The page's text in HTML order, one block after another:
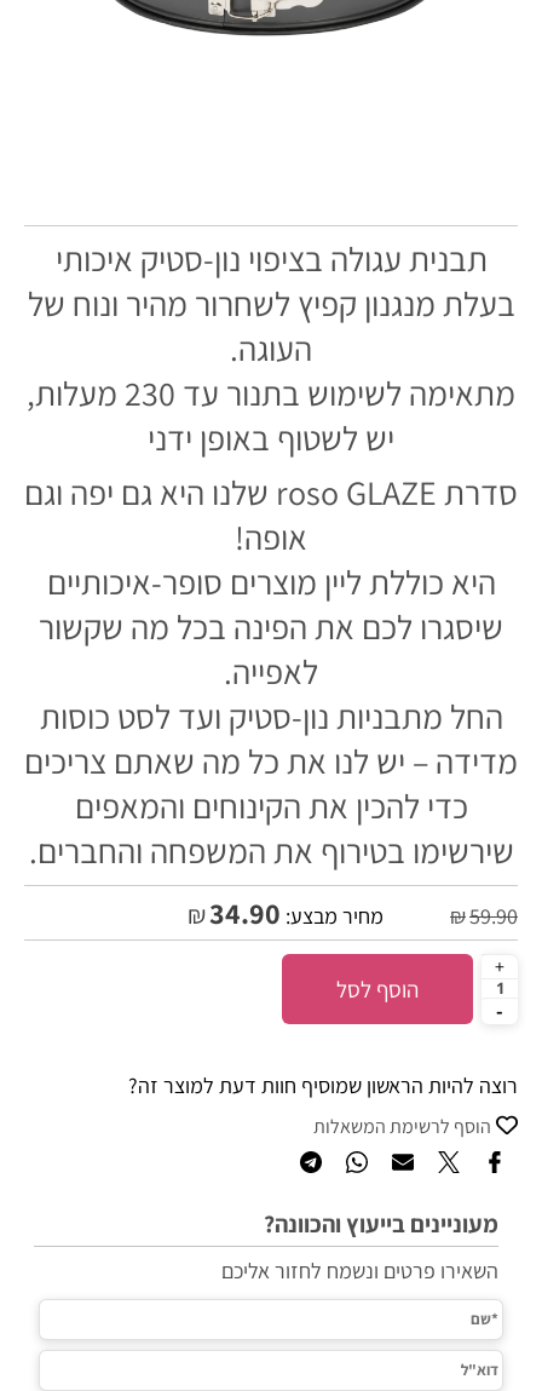
תבנית עגולה בציפוי נון-סטיק איכותי
בעלת מנגנון קפיץ לשחרור מהיר ונוח של
העוגה.
מתאימה לשימוש בתנור עד 230 מעלות,
יש לשטוף באופן ידני
סדרת roso GLAZE שלנו היא גם יפה וגם
אופה!
היא כוללת ליין מוצרים סופר-איכותיים
שיסגרו לכם את הפינה בכל מה שקשור
לאפייה.
החל מתבניות נון-סטיק ועד לסט כוסות
מדידה – יש לנו את כל מה שאתם צריכים
כדי להכין את הקינוחים והמאפים
שירשימו בטירוף את המשפחה והחברים.
₪59.90 מחיר מבצע: ₪34.90
הוסף לסל
רוצה להיות הראשון שמוסיף חוות דעת למוצר זה?
הוסף לרשימת המשאלות
מעוניינים בייעוץ והכוונה?
השאירו פרטים ונשמח לחזור אליכם